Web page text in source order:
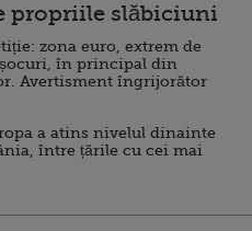
propriile slăbiciuni
zona euro, extrem de
în principal din
Avertisment îngrijorător
a atins nivelul dinainte
între țările cu cei mai